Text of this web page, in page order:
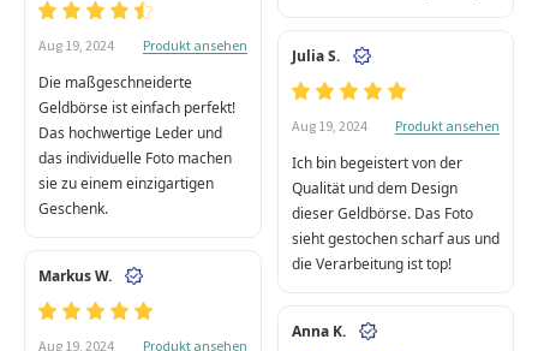
Aug 19, 2024 Produkt ansehen
Die maßgeschneiderte
Geldbörse ist einfach perfekt!
Das hochwertige Leder und
das individuelle Foto machen
sie zu einem einzigartigen
Geschenk.
Julia S.
Aug 19, 2024 Produkt ansehen
Ich bin begeistert von der
Qualität und dem Design
dieser Geldbörse. Das Foto
sieht gestochen scharf aus und
die Verarbeitung ist top!
Markus W.
Aug 19, 2024 Produkt ansehen
Anna K.